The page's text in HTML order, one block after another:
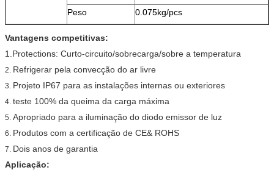
Peso 0.075kg/pcs
Vantagens competitivas:
1.Protections: Curto-circuito/sobrecarga/sobre a temperatura
2. Refrigerar pela convecção do ar livre
3. Projeto IP67 para as instalações internas ou exteriores
4. teste 100% da queima da carga máxima
5. Apropriado para a iluminação do diodo emissor de luz
6. Produtos com a certificação de CE& ROHS
7. Dois anos de garantia
Aplicação: